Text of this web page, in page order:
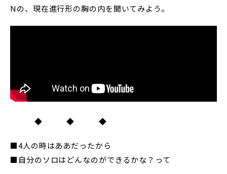
Nの、現在進行形の胸の内を聞いてみよう。
◆ ◆ ◆
■4人の時はああだったから
■自分のソロはどんなのができるかな？って